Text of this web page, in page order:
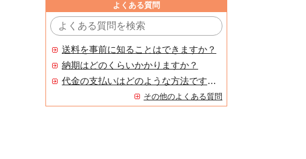
よくある質問
送料を事前に知ることはできますか？
納期はどのくらいかかりますか？
代金の支払いはどのような方法ですか？
その他のよくある質問